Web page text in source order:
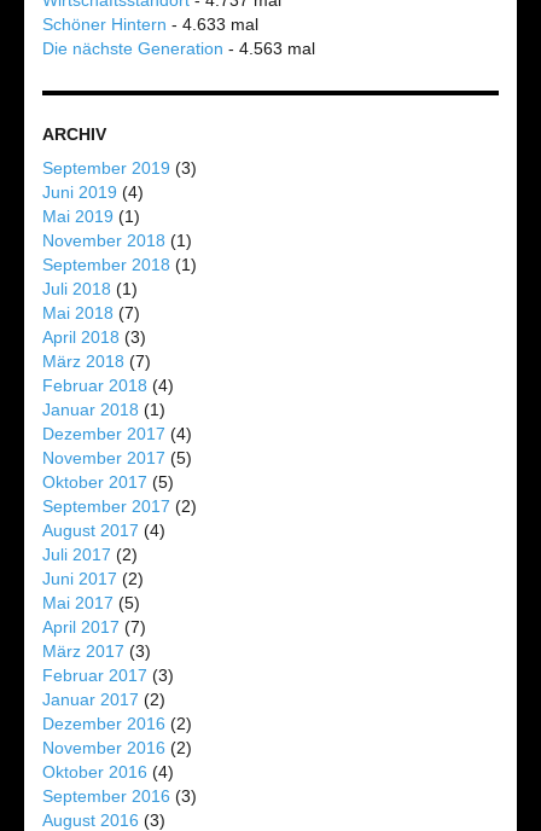
Schöner Hintern - 4.633 mal
Die nächste Generation - 4.563 mal
ARCHIV
September 2019 (3)
Juni 2019 (4)
Mai 2019 (1)
November 2018 (1)
September 2018 (1)
Juli 2018 (1)
Mai 2018 (7)
April 2018 (3)
März 2018 (7)
Februar 2018 (4)
Januar 2018 (1)
Dezember 2017 (4)
November 2017 (5)
Oktober 2017 (5)
September 2017 (2)
August 2017 (4)
Juli 2017 (2)
Juni 2017 (2)
Mai 2017 (5)
April 2017 (7)
März 2017 (3)
Februar 2017 (3)
Januar 2017 (2)
Dezember 2016 (2)
November 2016 (2)
Oktober 2016 (4)
September 2016 (3)
August 2016 (3)